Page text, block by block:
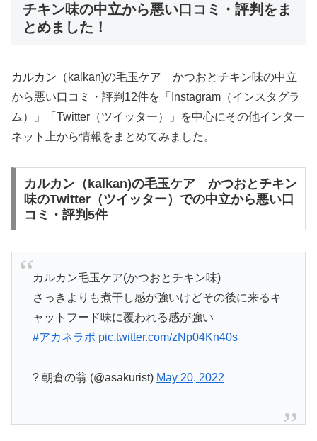
チキン味の中立から悪い口コミ・評判をま
とめました！
カルカン（kalkan)の毛玉ケア かつおとチキン味の中立
から悪い口コミ・評判12件を「Instagram（インスタグラ
ム）」「Twitter（ツイッター）」を中心にその他インター
ネット上から情報をまとめてみました。
カルカン（kalkan)の毛玉ケア かつおとチキン
味のTwitter（ツイッター）での中立から悪い口
コミ・評判5件
カルカン毛玉ケア(かつおとチキン味)
さっきよりも煮干し感が強いけどその後に来るキ
ャットフード味に覆われる感が強い
#アカネラボ pic.twitter.com/zNp04Kn40s
? 朝倉の翁 (@asakurist) May 20, 2022